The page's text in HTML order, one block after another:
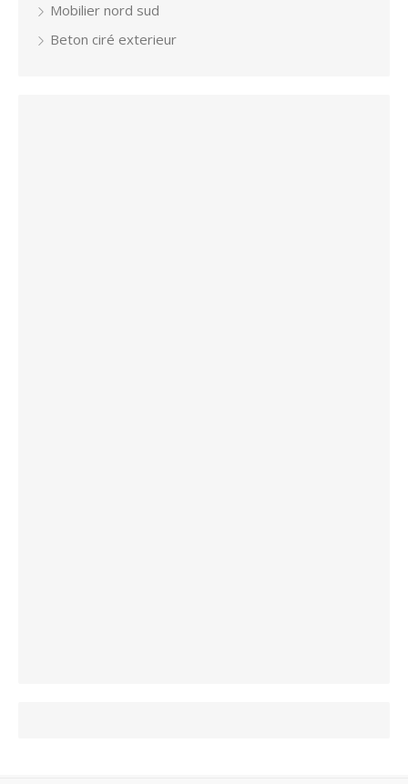
Mobilier nord sud
Beton ciré exterieur